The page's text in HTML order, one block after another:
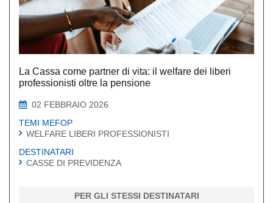
La Cassa come partner di vita: il welfare dei liberi
professionisti oltre la pensione
02 FEBBRAIO 2026
TEMI MEFOP
WELFARE LIBERI PROFESSIONISTI
DESTINATARI
CASSE DI PREVIDENZA
PER GLI STESSI DESTINATARI